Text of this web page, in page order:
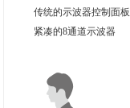
传统的示波器控制面板
紧凑的8通道示波器